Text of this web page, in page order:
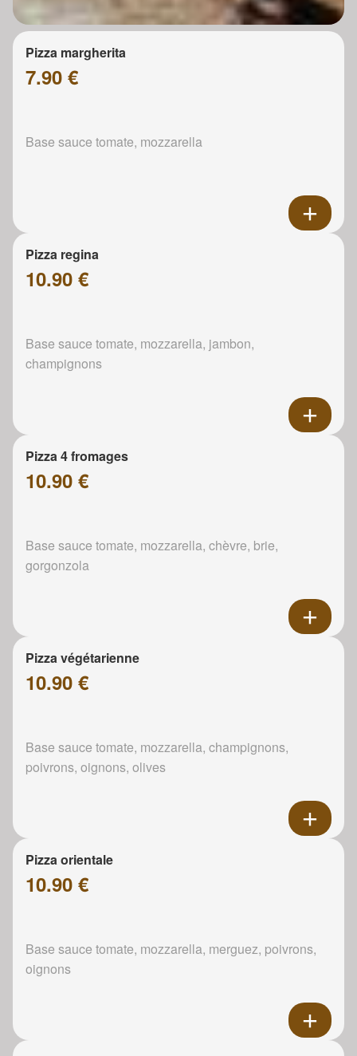
Pizza margherita
7.90 €
Base sauce tomate, mozzarella
Pizza regina
10.90 €
Base sauce tomate, mozzarella, jambon,
champignons
Pizza 4 fromages
10.90 €
Base sauce tomate, mozzarella, chèvre, brie,
gorgonzola
Pizza végétarienne
10.90 €
Base sauce tomate, mozzarella, champignons,
poivrons, oignons, olives
Pizza orientale
10.90 €
Base sauce tomate, mozzarella, merguez, poivrons,
oignons